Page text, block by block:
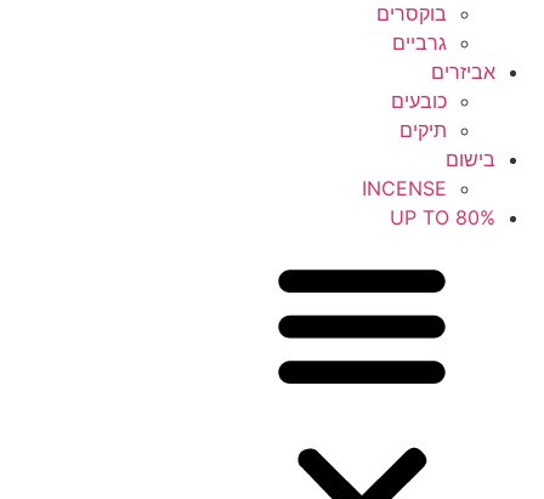
בוקסרים
גרביים
אביזרים
כובעים
תיקים
בישום
INCENSE
UP TO 80%